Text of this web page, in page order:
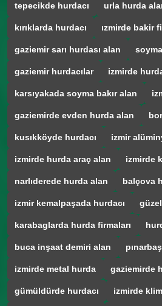
tepecikde hurdacı urla hurda
kırıklarda hurdacı ızmirde bakir
gaziemir sarı hurdası alan
gaziemir hurdacılar izmirde
karsıyakada soyma bakır alan
gaziemirde evden hurda alan
kusıkköyde hurdacı izmir
izmirde hurda araç alan izmirde
narlıderede hurda alan balçova
izmir kemalpaşada hurdacı
karabaglarda hurda firmaları
buca inşaat demiri alan
izmirde metal hurda gaziemirde
gümüldürde hurdacı izmirde